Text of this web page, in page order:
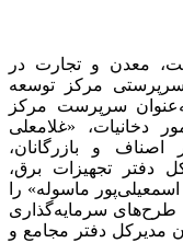
معدن و تجارت در
سرپرستی مرکز توسعه
سرپرست مرکز
دخانیات، «غلامعلی
و بازرگانان،
دفتر تجهیزات برق،
اسمعیلی‌پور ماسوله» را
سرمایه‌گذاری
مدیرکل دفتر مجامع و